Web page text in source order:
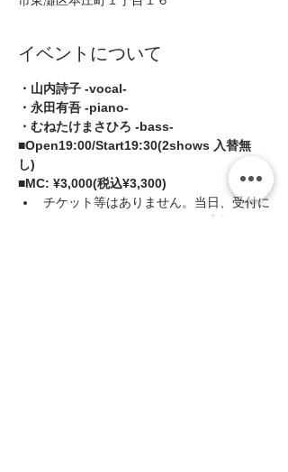
イベントについて
・山内詩子 -vocal-
・永田有吾 -piano-
・むねたけまさひろ -bass-
■Open19:00/Start19:30(2shows 入替無
し)
■MC: ¥3,000(税込¥3,300)
チケット等はありません。当日、受付に